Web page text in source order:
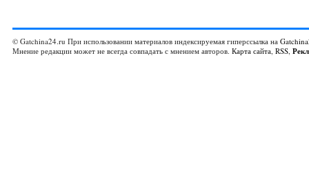
© Gatchina24.ru При использовании материалов индексируемая гиперссылка на
Мнение редакции может не всегда совпадать с мнением авторов. Карта сайта, RSS,